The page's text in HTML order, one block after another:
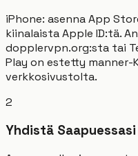
iPhone: asenna App
kiinalaista Apple ID:tä.
dopplervpn.org:sta tai
Play on estetty manner-
verkkosivustolta.
2
Yhdistä Saapuessasi